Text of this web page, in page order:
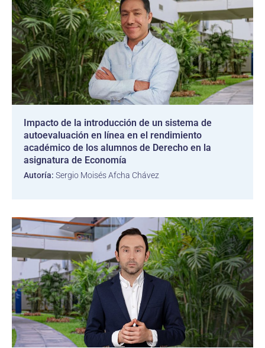
Impacto de la introducción de un sistema de
autoevaluación en línea en el rendimiento
académico de los alumnos de Derecho en la
asignatura de Economía
Autoría: Sergio Moisés Afcha Chávez